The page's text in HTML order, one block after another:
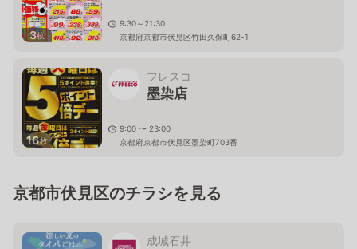
3枚
9:30～21:30
京都府京都市伏見区竹田久保町62-1
16枚
フレスコ
墨染店
9:00 〜 23:00
京都府京都市伏見区墨染町703番
京都市伏見区のチラシを見る
成城石井